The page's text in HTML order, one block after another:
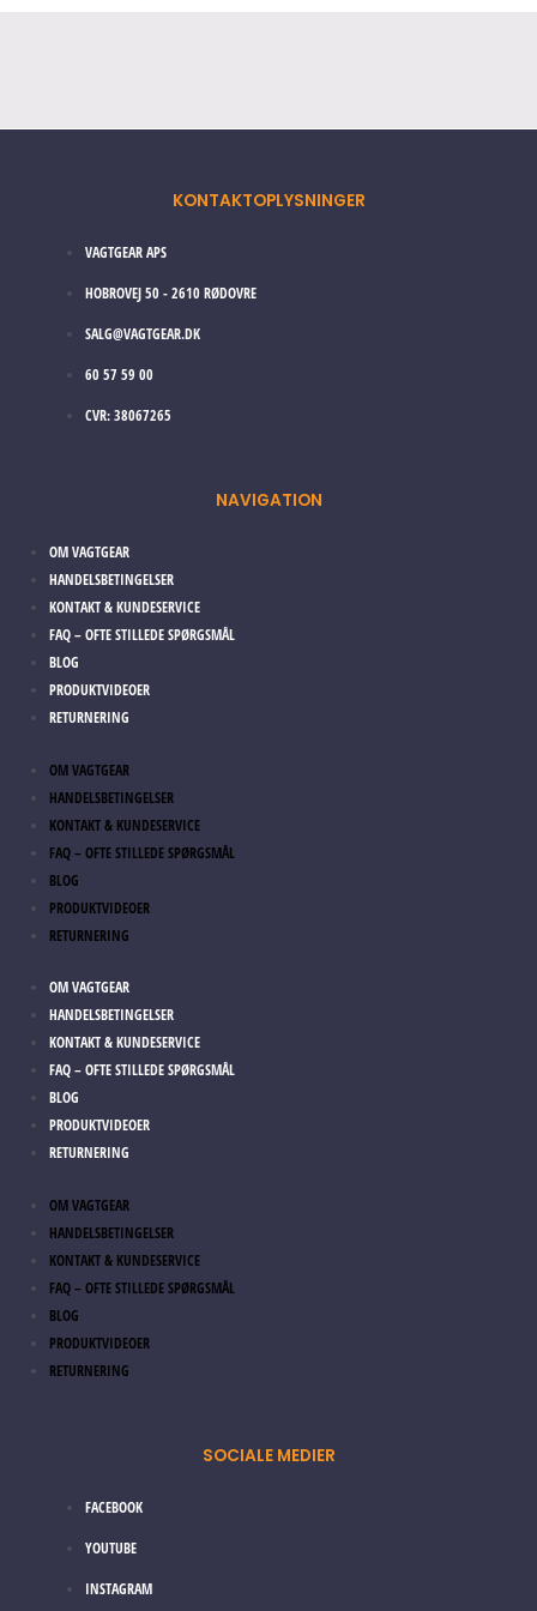
KONTAKTOPLYSNINGER
VAGTGEAR APS
HOBROVEJ 50 - 2610 RØDOVRE
SALG@VAGTGEAR.DK
60 57 59 00
CVR: 38067265
NAVIGATION
OM VAGTGEAR
HANDELSBETINGELSER
KONTAKT & KUNDESERVICE
FAQ – OFTE STILLEDE SPØRGSMÅL
BLOG
PRODUKTVIDEOER
RETURNERING
OM VAGTGEAR
HANDELSBETINGELSER
KONTAKT & KUNDESERVICE
FAQ – OFTE STILLEDE SPØRGSMÅL
BLOG
PRODUKTVIDEOER
RETURNERING
OM VAGTGEAR
HANDELSBETINGELSER
KONTAKT & KUNDESERVICE
FAQ – OFTE STILLEDE SPØRGSMÅL
BLOG
PRODUKTVIDEOER
RETURNERING
OM VAGTGEAR
HANDELSBETINGELSER
KONTAKT & KUNDESERVICE
FAQ – OFTE STILLEDE SPØRGSMÅL
BLOG
PRODUKTVIDEOER
RETURNERING
SOCIALE MEDIER
FACEBOOK
YOUTUBE
INSTAGRAM